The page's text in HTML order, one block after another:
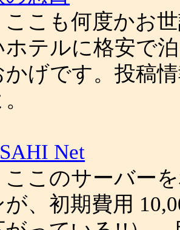
こも何度かお
ホテルに格安で
かげです。投稿
Net
このサーバー
が、初期費用